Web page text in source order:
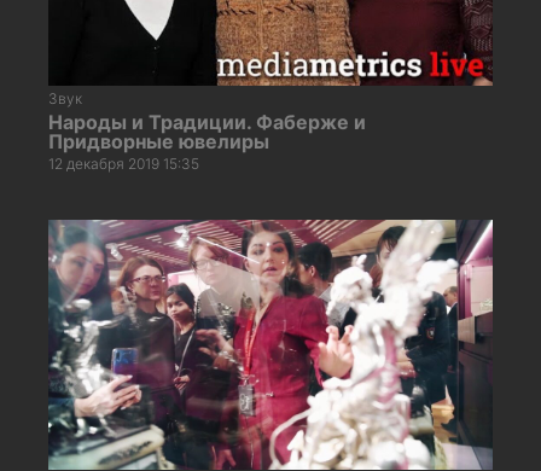
Звук
Народы и Традиции. Фаберже и
Придворные ювелиры
12 декабря 2019 15:35